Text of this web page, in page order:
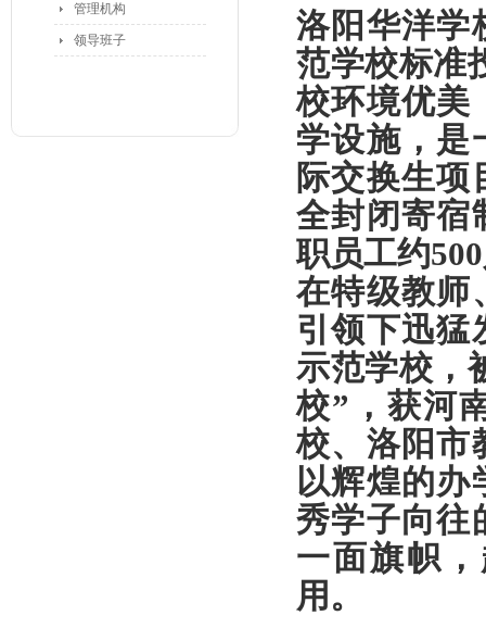
管理机构
领导班子
洛阳华洋学
范学校标准
校环境优美
学设施，是
际交换生
全封闭寄宿
职员工约
在特级教师
引领下迅猛
示范学校，
校”，获河
校、洛阳市
以辉煌的办
秀学子向往
一面旗帜
用。